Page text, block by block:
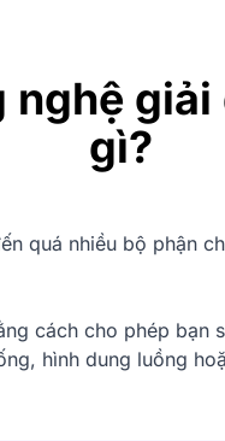
nghệ
gì?
quá nhiều bộ phận
cách cho phép bạn
hình dung luồng